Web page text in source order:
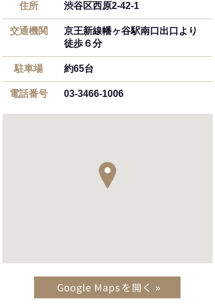
住所 渋谷区西原2-42-1
交通機関
京王新線幡ヶ谷駅南口出口より
徒歩６分
駐車場 約65台
電話番号 03-3466-1006